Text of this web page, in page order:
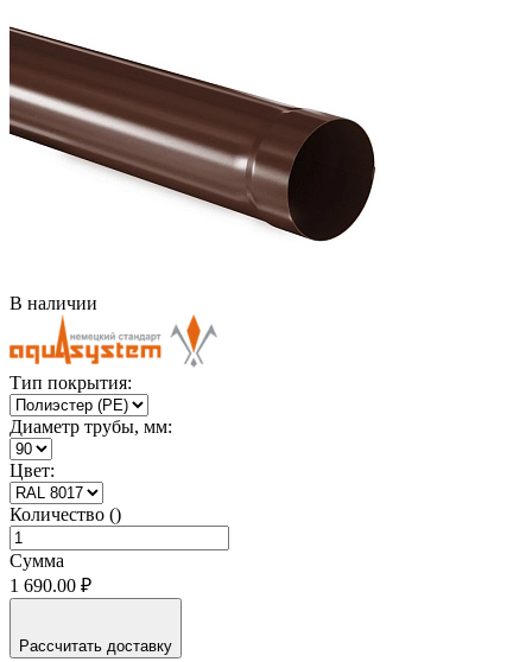
В наличии
Тип покрытия:
Диаметр трубы, мм:
Цвет:
Количество ()
Сумма
1 690.00 ₽
Рассчитать доставку